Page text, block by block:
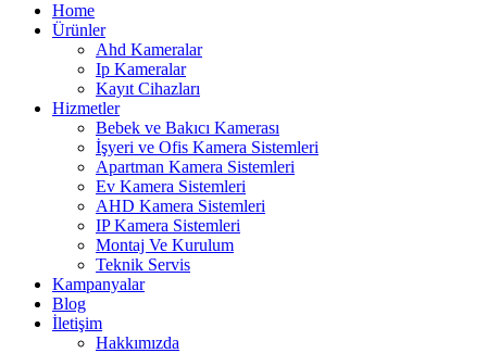
Home
Ürünler
Ahd Kameralar
Ip Kameralar
Kayıt Cihazları
Hizmetler
Bebek ve Bakıcı Kamerası
İşyeri ve Ofis Kamera Sistemleri
Apartman Kamera Sistemleri
Ev Kamera Sistemleri
AHD Kamera Sistemleri
IP Kamera Sistemleri
Montaj Ve Kurulum
Teknik Servis
Kampanyalar
Blog
İletişim
Hakkımızda